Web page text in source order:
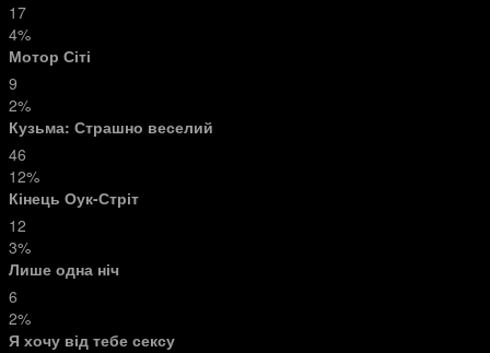
17
4%
Мотор Сіті
9
2%
Кузьма: Страшно веселий
46
12%
Кінець Оук-Стріт
12
3%
Лише одна ніч
6
2%
Я хочу від тебе сексу